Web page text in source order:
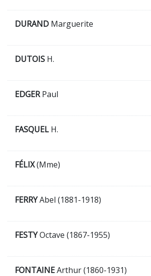
DURAND Marguerite
DUTOIS H.
EDGERPaul
FASQUEL H.
FÉLIX(Mme)
FERRYAbel (1881-1918)
FESTYOctave (1867-1955)
FONTAINEArthur (1860-1931)